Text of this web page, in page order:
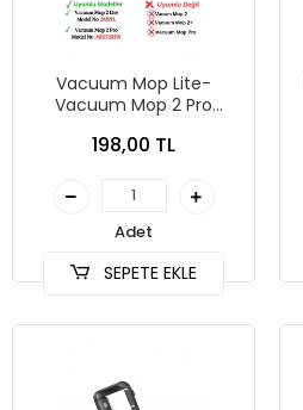
Vacuum Mop Lite-
Vacuum Mop 2 Pro
Dikkat)Yan Fırça,RotRever
198,00 TL
Adet
SEPETE EKLE